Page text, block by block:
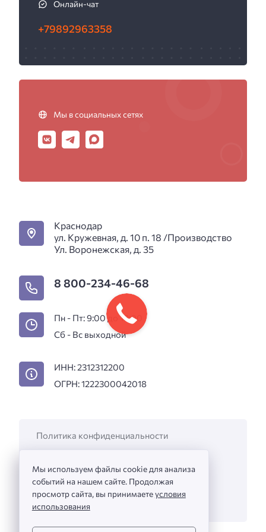
Онлайн-чат
+79892963358
Мы в социальных сетях
Краснодар
ул. Кружевная, д. 10 п. 18 /Производство
Ул. Воронежская, д. 35
8 800-234-46-68
Пн - Пт: 9:00 до 18:00
Сб - Вс выходной
ИНН: 2312312200
ОГРН: 1222300042018
Политика конфиденциальности
Вакансии
Информация на сайте не является
публичной офертой.
Мы используем файлы cookie для анализа
событий на нашем сайте. Продолжая
просмотр сайта, вы принимаетеусловия
использования